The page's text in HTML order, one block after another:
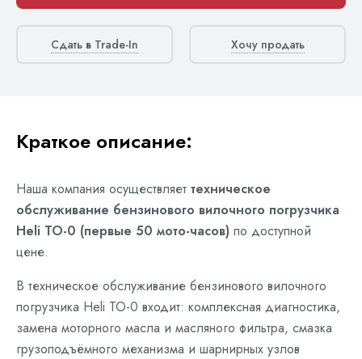
Сдать в Trade-In Хочу продать
Краткое описание:
Наша компания осуществляет техническое
обслуживание бензинового вилочного погрузчика
Heli ТО-0 (первые 50 мото-часов) по доступной
цене.
В техническое обслуживание бензинового вилочного
погрузчика Heli ТО-0 входит: комплексная диагностика,
замена моторного масла и масляного фильтра, смазка
грузоподъёмного механизма и шарнирных узлов